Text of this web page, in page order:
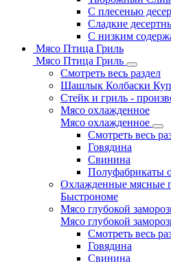
С плесенью
Сладкие
С низким
Мясо Птица Гриль
Мясо Птица Гриль
Смотреть весь раздел
Шашлык Колбаски
Стейк и гриль -
Мясо охлажденное
Мясо охлажденное
Смотреть весь
Говядина
Свинина
Полуфабрикаты
Охлажденные мясные
Быстрономе
Мясо глубокой
Мясо глубокой
Смотреть весь
Говядина
Свинина